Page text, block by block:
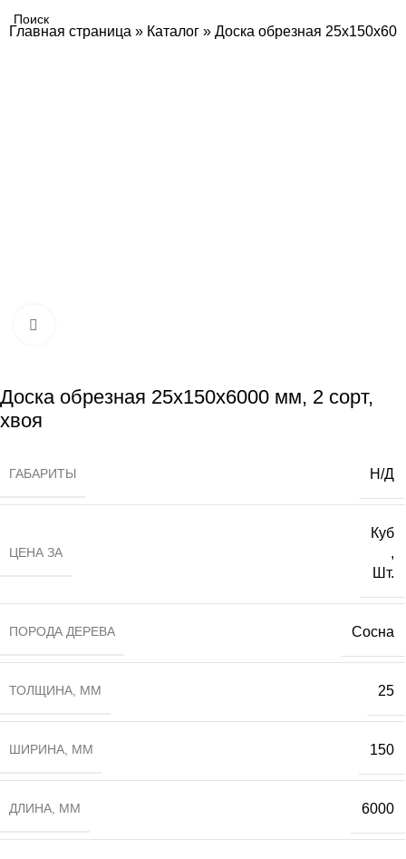
Главная страница » Каталог » Доска обрезная
Доска обрезная 25х150х6000 мм, 2 сорт,
хвоя
ГАБАРИТЫ Н/Д
ЦЕНА ЗА
Куб
,
Шт.
ПОРОДА ДЕРЕВА Сосна
ТОЛЩИНА, ММ 25
ШИРИНА, ММ 150
ДЛИНА, ММ 6000